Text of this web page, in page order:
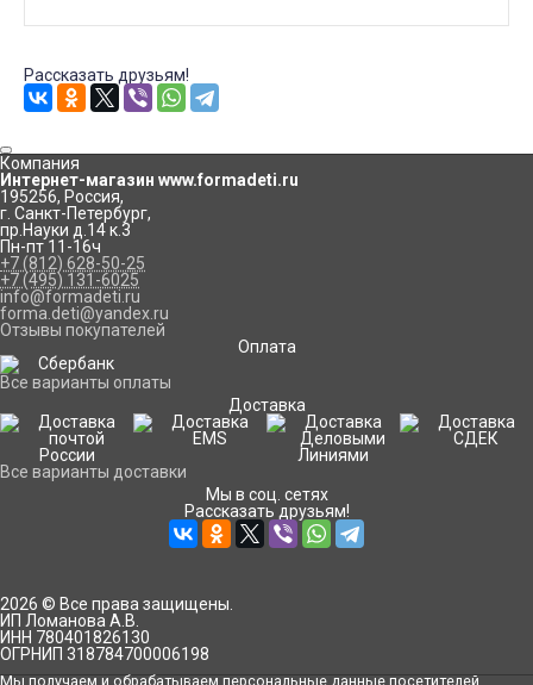
Рассказать друзьям!
Компания
Интернет-магазин www.formadeti.ru
195256, Россия,
г. Санкт-Петербург,
пр.Науки д.14 к.3
Пн-пт 11-16ч
+7 (812) 628-50-25
+7 (495) 131-6025
info@formadeti.ru
forma.deti@yandex.ru
Отзывы покупателей
Оплата
Все варианты оплаты
Доставка
Все варианты доставки
Мы в соц. сетях
Рассказать друзьям!
2026 © Все права защищены.
ИП Ломанова А.В.
ИНН 780401826130
ОГРНИП 318784700006198
Мы получаем и обрабатываем персональные данные посетителей